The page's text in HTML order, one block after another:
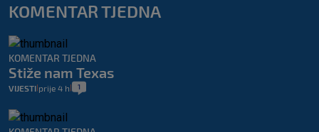
KOMENTAR TJEDNA
KOMENTAR TJEDNA
Stiže nam Texas
VIJESTI prije 4 h 1